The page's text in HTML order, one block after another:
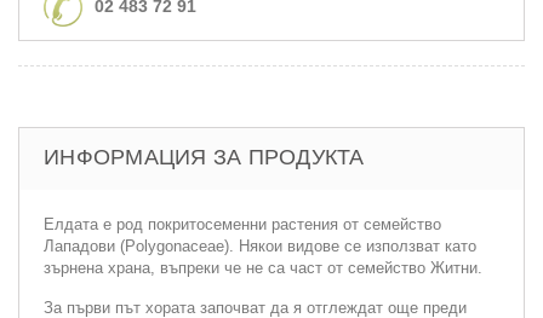
02 483 72 91
ИНФОРМАЦИЯ ЗА ПРОДУКТА
Елдата е род покритосеменни растения от семейство
Лападови (Polygonaceae). Някои видове се използват като
зърнена храна, въпреки че не са част от семейство Житни.
За първи път хората започват да я отглеждат още преди